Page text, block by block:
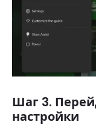
Шаг 3.
настройки